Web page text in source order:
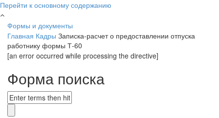
Перейти к основному содержанию
Формы и документы
Главная Кадры Записка-расчет о предоставлении отпуска
работнику формы Т-60
[an error occurred while processing the directive]
Форма поиска